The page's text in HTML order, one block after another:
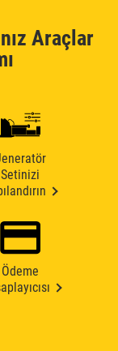
Araçlar
Setinizi
Ödeme